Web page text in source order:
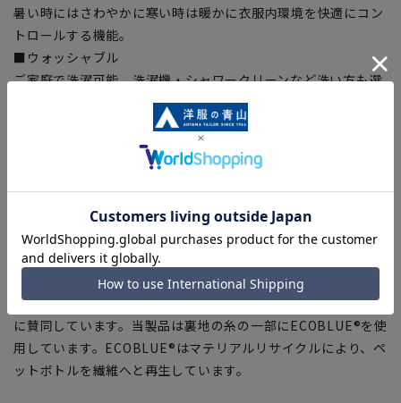
暑い時にはさわやかに寒い時は暖かに衣服内環境を快適にコン
トロールする機能。
■ウォッシャブル
ご家庭で洗濯可能、洗濯機・シャワークリーンなど洗い方も選
べます。ジャケットのみパンツだけでの洗濯等、ちょっとした
身体の動きを妨げない快適な伸縮性で快適な着心地をサポー
ト。
■折り目スッキリ
生地特性でプリーツラインが取れにくい、綺麗なラインをキー
プ。
■Plastics Smart
この商品はリサイクル原料を使用し、プラスチック・スマート
に賛同しています。当製品は裏地の糸の一部にECOBLUE®を使
用しています。ECOBLUE®はマテリアルリサイクルにより、ペ
ットボトルを繊維へと再生しています。